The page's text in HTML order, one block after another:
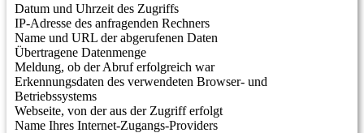
Datum und Uhrzeit des Zugriffs
IP-Adresse des anfragenden Rechners
Name und URL der abgerufenen Daten
Übertragene Datenmenge
Meldung, ob der Abruf erfolgreich war
Erkennungsdaten des verwendeten Browser- und
Betriebssystems
Webseite, von der aus der Zugriff erfolgt
Name Ihres Internet-Zugangs-Providers